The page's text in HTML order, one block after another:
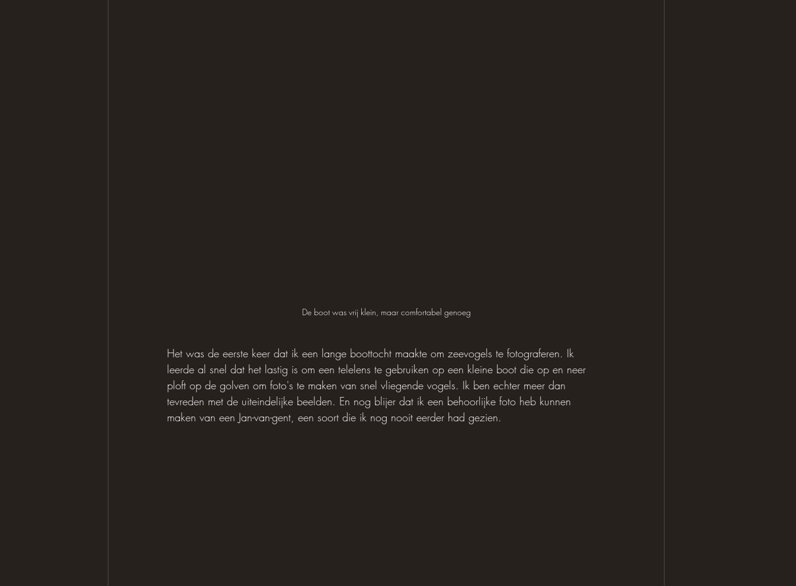
De boot was vrij klein, maar comfortabel genoeg
Het was de eerste keer dat ik een lange boottocht maakte om zeevogels te fotograferen. Ik
leerde al snel dat het lastig is om een ​​telelens te gebruiken op een kleine boot die op en neer
ploft op de golven om foto's te maken van snel vliegende vogels. Ik ben echter meer dan
tevreden met de uiteindelijke beelden. En nog blijer dat ik een behoorlijke foto heb kunnen
maken van een Jan-van-gent, een soort die ik nog nooit eerder had gezien.